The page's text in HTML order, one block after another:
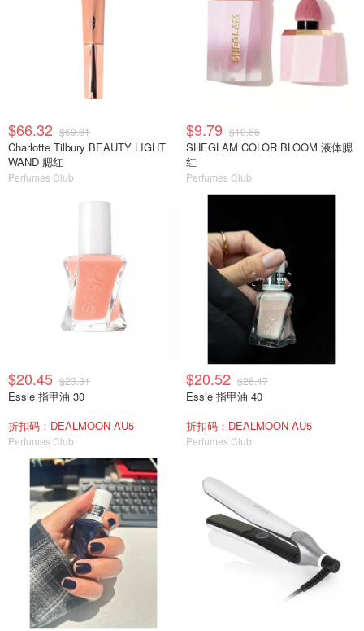
$66.32 $69.81
Charlotte Tilbury BEAUTY LIGHT
WAND 腮红
Perfumes Club
$9.79 $10.66
SHEGLAM COLOR BLOOM 液体腮
红
Perfumes Club
$20.45 $23.81
Essie 指甲油 30
折扣码：DEALMOON-AU5
Perfumes Club
$20.52 $26.47
Essie 指甲油 40
折扣码：DEALMOON-AU5
Perfumes Club